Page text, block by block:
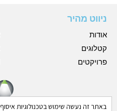
ניווט מהיר
אודות
קטלוגים
פרויקטים